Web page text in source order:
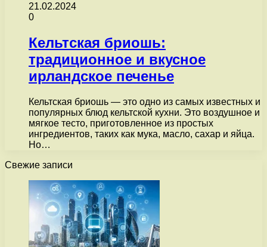
21.02.2024
0
Кельтская бриошь:
традиционное и вкусное
ирландское печенье
Кельтская бриошь — это одно из самых известных и
популярных блюд кельтской кухни. Это воздушное и
мягкое тесто, приготовленное из простых
ингредиентов, таких как мука, масло, сахар и яйца.
Но…
Свежие записи